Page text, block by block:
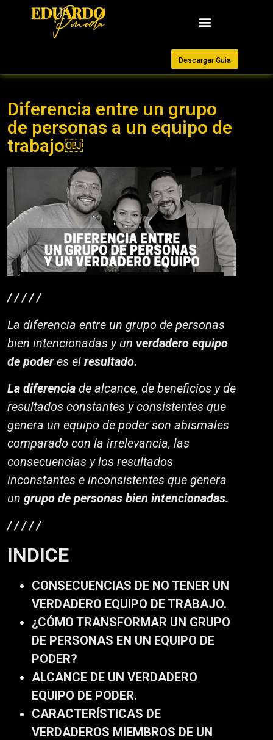
Descargar Guia
Diferencia entre un grupo
de personas a un equipo de
trabajo￼
/ / / / /
La diferencia entre un grupo de personas
bien intencionadas y un verdadero equipo
de poderes el resultado.
La diferencia de alcance, de beneficios y de
resultados constantes y consistentes que
genera un equipo de poder son abismales
comparado con la irrelevancia, las
consecuencias y los resultados
inconstantes e inconsistentes que genera
un grupo de personas bien intencionadas.
/ / / / /
INDICE
CONSECUENCIAS DE NO TENER UN
VERDADERO EQUIPO DE TRABAJO.
¿CÓMO TRANSFORMAR UN GRUPO
DE PERSONAS EN UN EQUIPO DE
PODER?
ALCANCE DE UN VERDADERO
EQUIPO DE PODER.
CARACTERÍSTICAS DE
VERDADEROS MIEMBROS DE UN